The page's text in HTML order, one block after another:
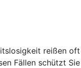
reißen oft
Fällen schützt Sie